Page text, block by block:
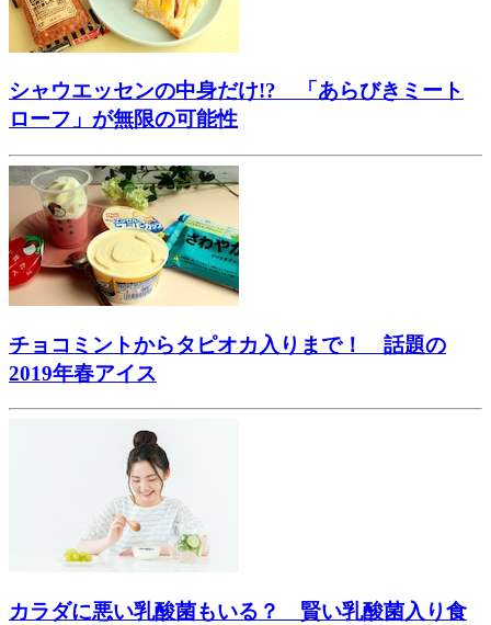
シャウエッセンの中身だけ!? 「あらびきミート
ローフ」が無限の可能性
チョコミントからタピオカ入りまで！ 話題の
2019年春アイス
カラダに悪い乳酸菌もいる？ 賢い乳酸菌入り食